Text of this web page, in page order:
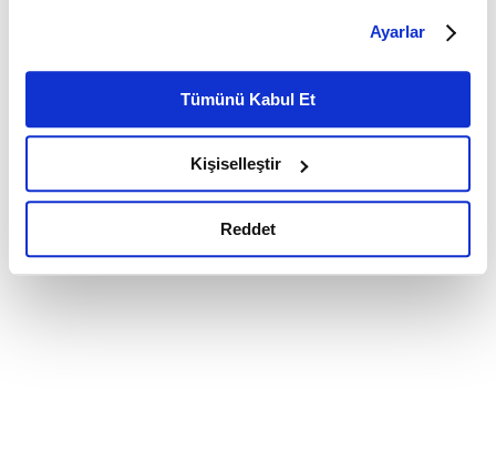
belirleyebilirsiniz. Çerezlere ilişkin detaylı bilgi için
Ayarlar butonuna tıklayabilir,Çerez Bilgilendirme
Metnimizi ziyaret edebilirsiniz.
6698 sayılı Kişisel Verilerin Korunması Kanunu uyarınca
okumak ve sitemizi ziyaretiniz kapsamında
gerçekleştirilen veri işleme faaliyetleri ile ilgili daha
detaylı bilgi almak için lütfentıklayınız.
Ayarlar
Tümünü Kabul Et
Kişiselleştir
Reddet